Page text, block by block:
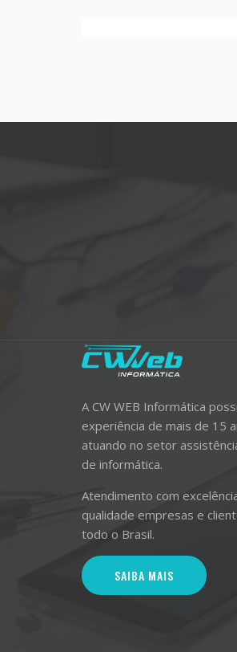
A CW WEB Informática
experiência de mais de 15
atuando no setor
de informática.
Atendimento com
qualidade empresas e
todo o Brasil.
SAIBA MAIS